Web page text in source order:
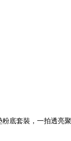
粉底套裝，一拍透亮